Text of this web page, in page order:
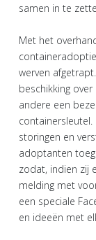
samen in te
Met het
werven
beschikking
andere een
storingen en
adoptanten
zodat, indien zij
melding met
een speciale
en ideeën met